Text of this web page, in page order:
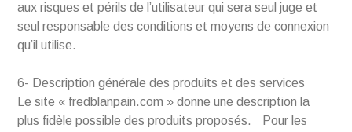
aux risques et périls de l’utilisateur qui sera seul juge et
seul responsable des conditions et moyens de connexion
qu’il utilise.
6- Description générale des produits et des services
Le site « fredblanpain.com » donne une description la
plus fidèle possible des produits proposés. Pour les